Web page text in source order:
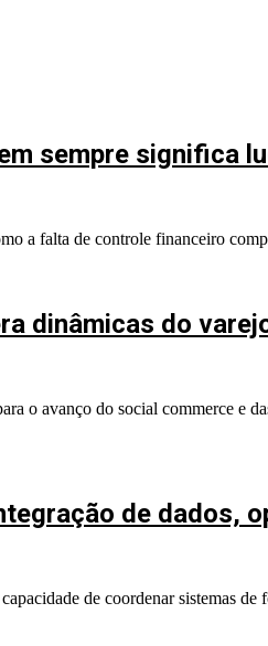
sempre significa
a falta de controle financeiro
dinâmicas do
o avanço do social commerce e
de dados,
de coordenar sistemas de